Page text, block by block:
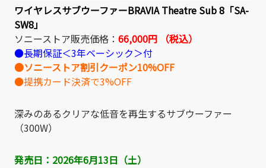
ワイヤレスサブウーファーBRAVIA Theatre Sub 8「SA-
SW8」
ソニーストア販売価格： 66,000円 （税込）
●長期保証＜3年ベーシック＞付
●ソニーストア割引クーポン10%OFF
●提携カード決済で3%OFF
深みのあるクリアな低音を再生するサブウーファー
（300W）
発売日： 2026年6月13日（土）